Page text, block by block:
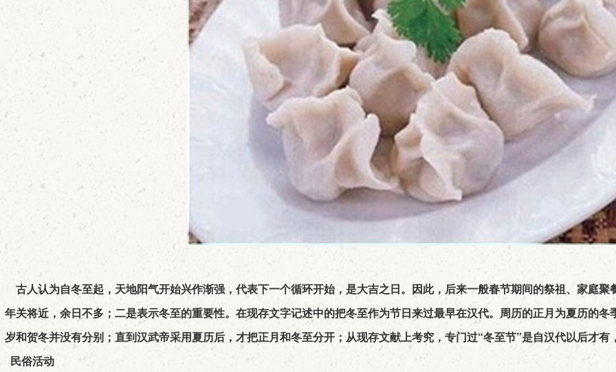
古人认为自冬至起，天地阳气开始兴作渐强，代表下一个循环开始，是大吉之日。因此，后来一般春节期间的祭祖、家庭
年关将近，余日不多；二是表示冬至的重要性。在现存文字记述中的把冬至作为节日来过最早在汉代。周历的正月为夏历的
岁和贺冬并没有分别；直到汉武帝采用夏历后，才把正月和冬至分开；从现存文献上考究，专门过“冬至节”是自汉代以后才有
民俗活动